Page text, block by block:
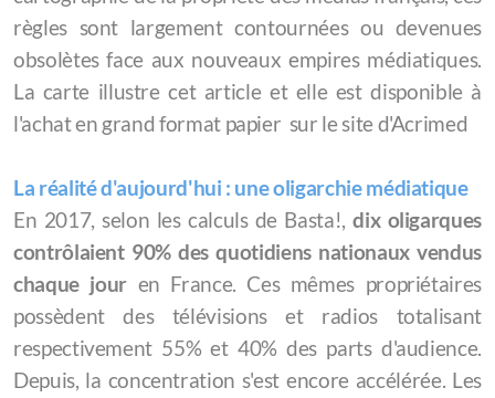
règles sont largement contournées ou devenues
obsolètes face aux nouveaux empires médiatiques.
La carte illustre cet article et elle est disponible à
l'achat en grand format papier sur le site d'Acrimed
La réalité d'aujourd'hui : une oligarchie médiatique
En 2017, selon les calculs de Basta!,dix oligarques
contrôlaient 90% des quotidiens nationaux vendus
chaque jour en France. Ces mêmes propriétaires
possèdent des télévisions et radios totalisant
respectivement 55% et 40% des parts d'audience.
Depuis, la concentration s'est encore accélérée. Les